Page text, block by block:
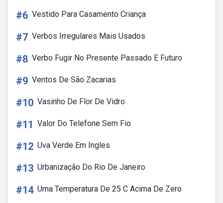
#6 Vestido Para Casamento Criança
#7 Verbos Irregulares Mais Usados
#8 Verbo Fugir No Presente Passado E Futuro
#9 Ventos De São Zacarias
#10 Vasinho De Flor De Vidro
#11 Valor Do Telefone Sem Fio
#12 Uva Verde Em Ingles
#13 Urbanização Do Rio De Janeiro
#14 Uma Temperatura De 25 C Acima De Zero